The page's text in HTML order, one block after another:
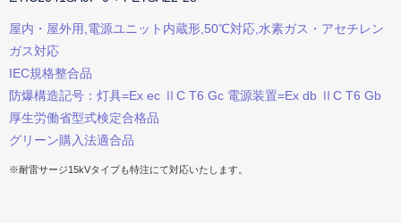
屋内・屋外用,電源ユニット内蔵形,50℃対応,水素ガス・アセチレン
ガス対応
IEC規格整合品
防爆構造記号：灯具=Ex ec ⅡC T6 Gc 電源装置=Ex db ⅡC T6 Gb
厚生労働省型式検定合格品
グリーン購入法適合品
※耐雷サージ15kVタイプも特注にて対応いたします。